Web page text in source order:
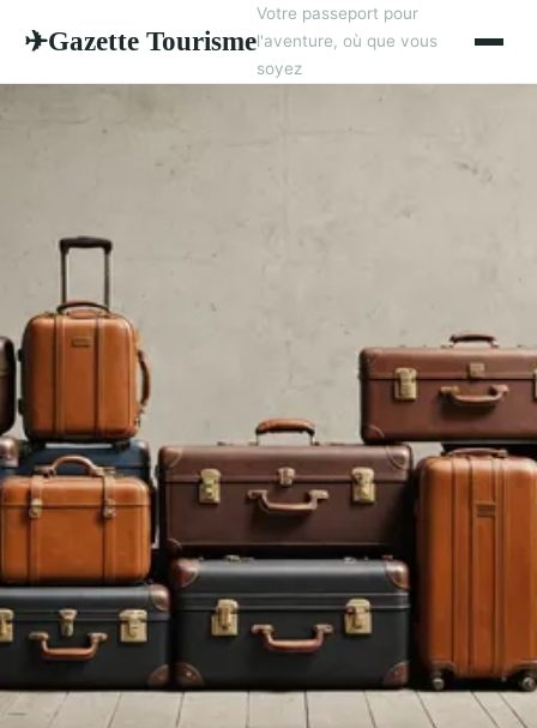
✈Gazette Tourisme
Votre passeport pour
l'aventure, où que vous
soyez